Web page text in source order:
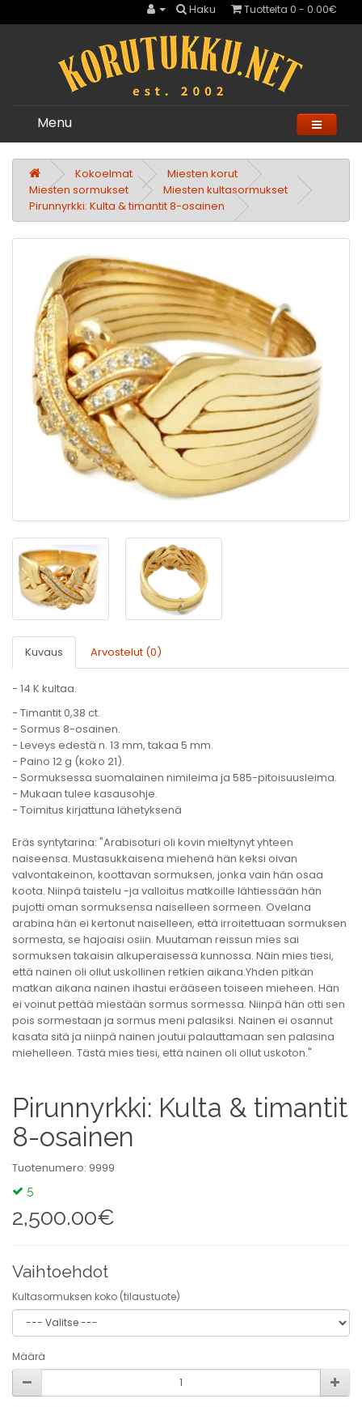
Haku Tuotteita 0 - 0.00€
Menu
Kokoelmat
Miesten korut
Miesten sormukset
Miesten kultasormukset
Pirunnyrkki: Kulta & timantit 8-osainen
Kuvaus Arvostelut (0)
- 14 K kultaa.
- Timantit 0,38 ct.
- Sormus 8-osainen.
- Leveys edestä n. 13 mm, takaa 5 mm.
- Paino 12 g (koko 21).
- Sormuksessa suomalainen nimileima ja 585-pitoisuusleima.
- Mukaan tulee kasausohje.
- Toimitus kirjattuna lähetyksenä
Eräs syntytarina: "Arabisoturi oli kovin mieltynyt yhteen
naiseensa. Mustasukkaisena miehenä hän keksi oivan
valvontakeinon, koottavan sormuksen, jonka vain hän osaa
koota. Niinpä taistelu -ja valloitus matkoille lähtiessään hän
pujotti oman sormuksensa naiselleen sormeen. Ovelana
arabina hän ei kertonut naiselleen, että irroitettuaan sormuksen
sormesta, se hajoaisi osiin. Muutaman reissun mies sai
sormuksen takaisin alkuperaisessä kunnossa. Näin mies tiesi,
että nainen oli ollut uskollinen retkien aikana.Yhden pitkän
matkan aikana nainen ihastui erääseen toiseen mieheen. Hän
ei voinut pettää miestään sormus sormessa. Niinpä hän otti sen
pois sormestaan ja sormus meni palasiksi. Nainen ei osannut
kasata sitä ja niinpä nainen joutui palauttamaan sen palasina
miehelleen. Tästä mies tiesi, että nainen oli ollut uskoton."
Pirunnyrkki: Kulta & timantit
8-osainen
Tuotenumero: 9999
5
2,500.00€
Vaihtoehdot
Kultasormuksen koko (tilaustuote)
Määrä